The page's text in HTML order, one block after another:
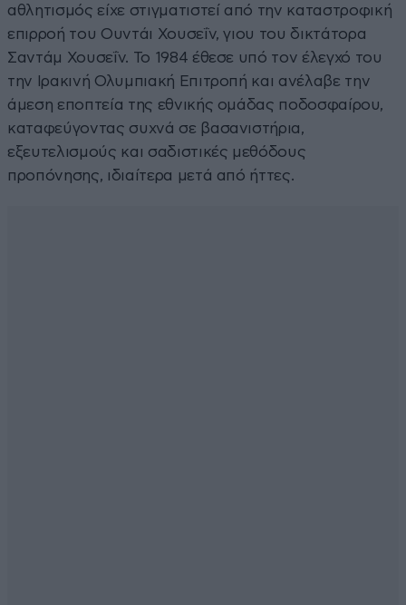
αθλητισμός είχε στιγματιστεί από την καταστροφική
επιρροή του Ουντάι Χουσεΐν, γιου του δικτάτορα
Σαντάμ Χουσεΐν. Το 1984 έθεσε υπό τον έλεγχό του
την Ιρακινή Ολυμπιακή Επιτροπή και ανέλαβε την
άμεση εποπτεία της εθνικής ομάδας ποδοσφαίρου,
καταφεύγοντας συχνά σε βασανιστήρια,
εξευτελισμούς και σαδιστικές μεθόδους
προπόνησης, ιδιαίτερα μετά από ήττες.